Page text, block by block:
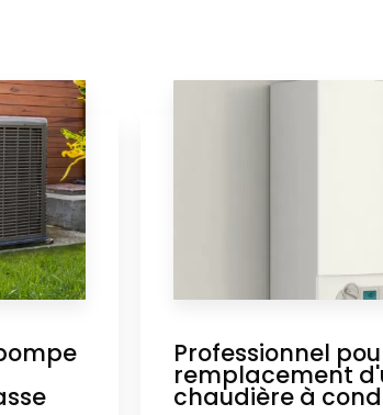
Professionnel
remplacement
chaudière à